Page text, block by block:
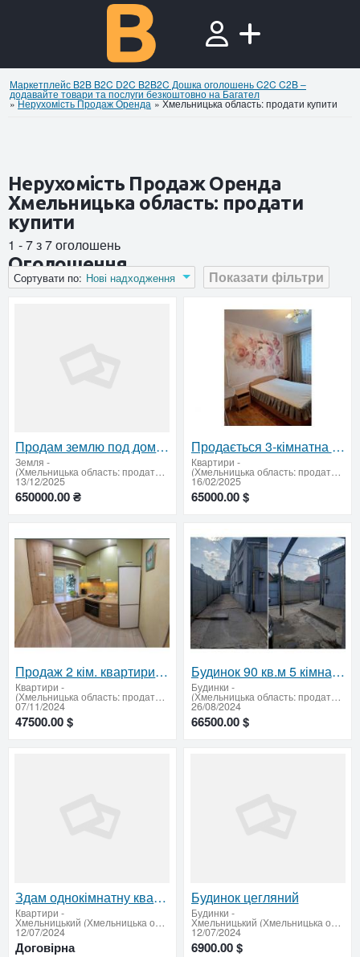
Маркетплейс B2B B2C D2C B2B2C Дошка оголошень C2C C2B –
додавайте товари та послуги безкоштовно на Багател
»Нерухомiсть Продаж Оренда »Хмельницька область: продати купити
Нерухомiсть Продаж Оренда
Хмельницька область: продати
купити
1 - 7 з 7 оголошень
Показати фільтри
Сортувати по: Нові надходження
Оголошення
Продам землю под дом в городе Дубово
Земля -
(Хмельницька область: продати купити)
13/12/2025
650000.00 ₴
Продається 3-кімнатна квартира у Старокостянтинові
Квартири -
(Хмельницька область: продати купити)
16/02/2025
65000.00 $
Продаж 2 кім. квартири по пр. Б. Хмельницького
Квартири -
(Хмельницька область: продати купити)
07/11/2024
47500.00 $
Будинок 90 кв.м 5 кімнатна ж/м Победа-5
Будинки -
(Хмельницька область: продати купити)
26/08/2024
66500.00 $
Здам однокімнатну квартиру в центрі Хмельницький
Квартири -
Хмельницький (Хмельницька область: продати купити)
12/07/2024
Договірна
Будинок цегляний
Будинки -
Хмельницький (Хмельницька область: продати купити)
12/07/2024
6900.00 $